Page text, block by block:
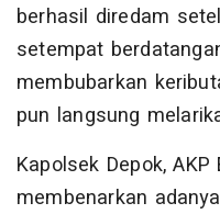
berhasil diredam
setempat
membubarkan
pun langsung
Kapolsek Depok,
membenarkan